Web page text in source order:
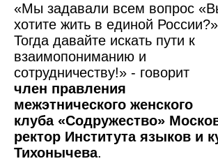
«Мы задавали всем вопрос
хотите жить в единой
Тогда давайте искать пути к
взаимопониманию и
сотрудничеству!» - говорит
член правления
межэтнического женского
клуба «Содружество»
ректор Института языков и
Тихонычева.